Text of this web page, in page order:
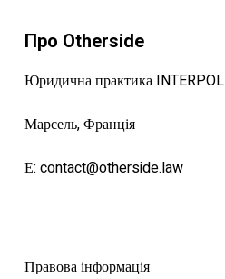
Про Otherside
Юридична практика INTERPOL
Марсель, Франція
Е: contact@otherside.law
Правова інформація